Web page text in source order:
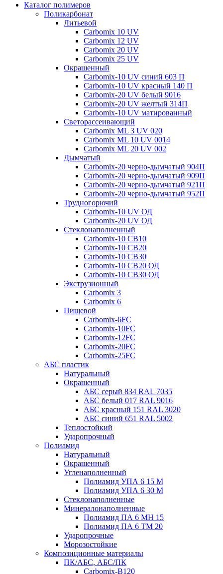
Каталог полимеров
Поликарбонат
Литьевой
Carbomix 10 UV
Carbomix 12 UV
Carbomix 20 UV
Carbomix 25 UV
Окрашенный
Carbomix-10 UV синий 603 П
Carbomix-10 UV красный 140 П
Carbomix-20 UV белый 9016
Carbomix-20 UV желтый 314П
Carbomix-10 UV матированный
Светорассеивающий
Carbomix ML 3 UV 020
Carbomix ML 10 UV 0014
Carbomix ML 20 UV 002
Дымчатый
Carbomix-20 черно-дымчатый 904П
Carbomix-20 черно-дымчатый 909П
Carbomix-20 черно-дымчатый 921П
Carbomix-20 черно-дымчатый 952П
Трудногорючий
Carbomix-10 UV ОД
Carbomix-20 UV ОД
Стеклонаполненный
Carbomix-10 СВ10
Carbomix-10 СВ20
Carbomix-10 СВ30
Carbomix-10 СВ20 ОД
Carbomix-10 СВ30 ОД
Экструзионный
Carbomix 3
Carbomix 6
Пищевой
Carbomix-6FC
Carbomix-10FC
Carbomix-12FC
Carbomix-20FC
Carbomix-25FC
АБС пластик
Натуральный
Окрашенный
АБС серый 834 RAL 7035
АБС белый 017 RAL 9016
АБС красный 151 RAL 3020
АБС синий 651 RAL 5002
Теплостойкий
Ударопрочный
Полиамид
Натуральный
Окрашенный
Угленаполненный
Полиамид УПА 6 15 М
Полиамид УПА 6 30 М
Стеклонаполненные
Минералонаполненные
Полиамид ПА 6 МН 15
Полиамид ПА 6 ТМ 20
Ударопрочные
Морозостойкие
Композиционные материалы
ПК/АБС, АБС/ПК
Carbomix-В120